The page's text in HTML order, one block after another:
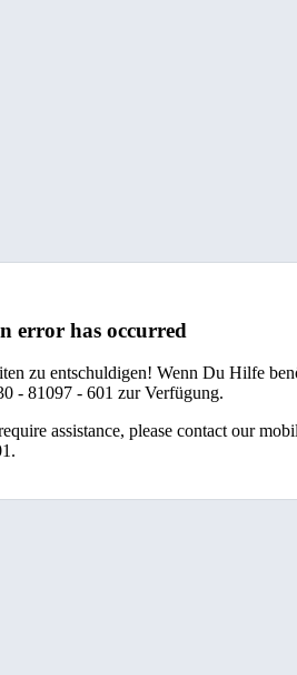
error has occurred
zu entschuldigen! Wenn Du Hilfe
- 81097 - 601 zur Verfügung.
assistance, please contact our